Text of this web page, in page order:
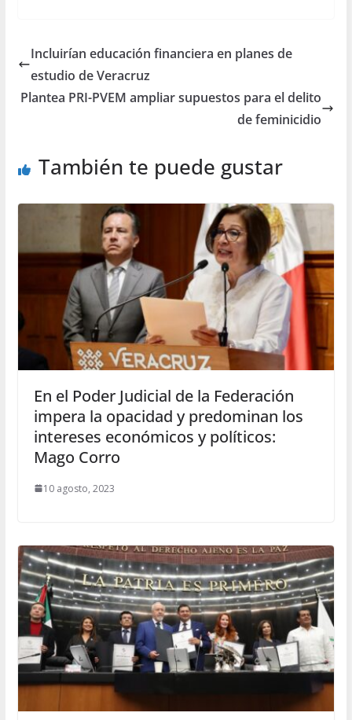
Incluirían educación financiera en planes de
estudio de Veracruz
Plantea PRI-PVEM ampliar supuestos para el delito
de feminicidio
También te puede gustar
En el Poder Judicial de la Federación
impera la opacidad y predominan los
intereses económicos y políticos:
Mago Corro
10 agosto, 2023